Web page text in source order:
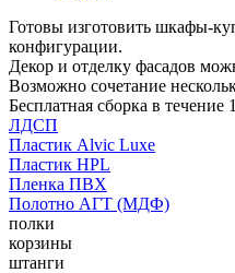
Готовы изготовить шкафы-
конфигурации.
Декор и отделку фасадов
Возможно сочетание
Бесплатная сборка в течение
ЛДСП
Пластик Alvic Luxe
Пластик HPL
Пленка ПВХ
Полотно АГТ (МДФ)
полки
корзины
штанги